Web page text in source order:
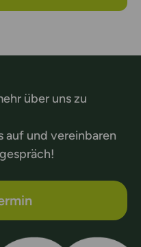
über uns zu
auf und vereinbaren